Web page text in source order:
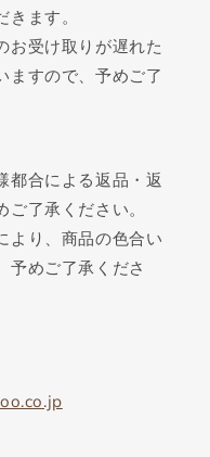
ます。
お受け取りが遅れた
ますので、予めご了
都合による返品・返
了承ください。
より、商品の色合い
予めご了承くださ